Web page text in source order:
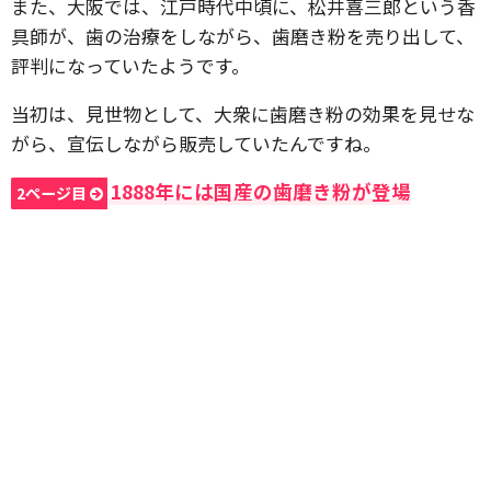
また、大阪では、江戸時代中頃に、松井喜三郎という香
具師が、歯の治療をしながら、歯磨き粉を売り出して、
評判になっていたようです。
当初は、見世物として、大衆に歯磨き粉の効果を見せな
がら、宣伝しながら販売していたんですね。
2ページ目 1888年には国産の歯磨き粉が登場